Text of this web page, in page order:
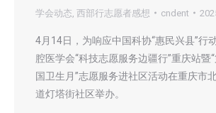
学会动态 西部行志愿者感想 cndent
4月14日，为响应中国科协“惠民兴县”行
腔医学会“科技志愿服务边疆行”重庆站暨
国卫生月”志愿服务进社区活动在重庆市
道灯塔街社区举办。